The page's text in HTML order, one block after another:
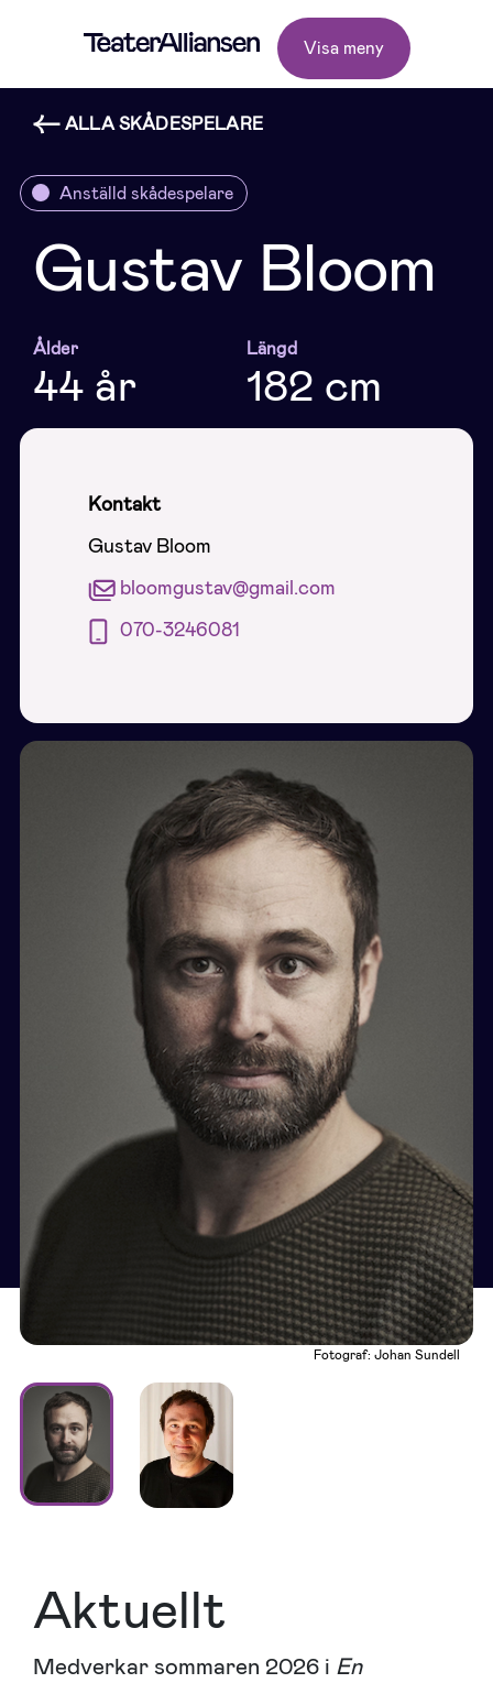
Visa meny
ALLA SKÅDESPELARE
Anställd skådespelare
Gustav Bloom
Ålder
44 år
Längd
182 cm
Kontakt
Gustav Bloom
bloomgustav@gmail.com
070-3246081
Fotograf: Johan Sundell
Aktuellt
Medverkar sommaren 2026 i En